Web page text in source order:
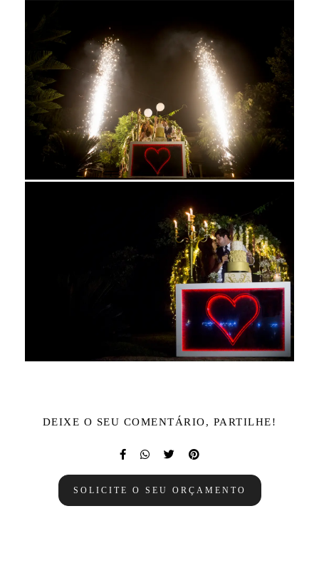
DEIXE O SEU COMENTÁRIO, PARTILHE!
SOLICITE O SEU ORÇAMENTO